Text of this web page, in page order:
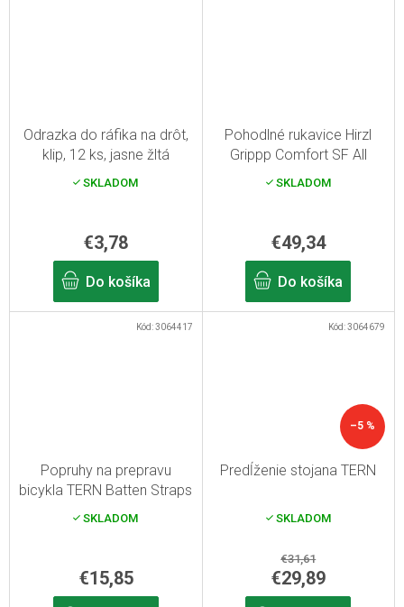
Odrazka do ráfika na drôt,
klip, 12 ks, jasne žltá
SKLADOM
€3,78
Do košíka
Pohodlné rukavice Hirzl
Grippp Comfort SF All
Black 7/S
SKLADOM
€49,34
Do košíka
Popruhy na prepravu
bicykla TERN Batten Straps
SKLADOM
€15,85
Kód:3064417
–5 %
Predĺženie stojana TERN
SKLADOM
€31,61
€29,89
Kód:3064679